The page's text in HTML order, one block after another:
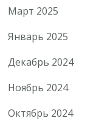
Март 2025
Январь 2025
Декабрь 2024
Ноябрь 2024
Октябрь 2024